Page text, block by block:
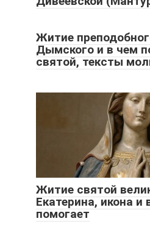
Житие
Дымского и в чем
святой, тексты
Житие святой
Екатерина, икона и
помогает